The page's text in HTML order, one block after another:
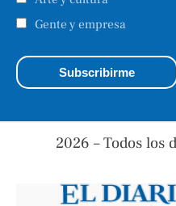
Gente y empresa
2026 – Todos los